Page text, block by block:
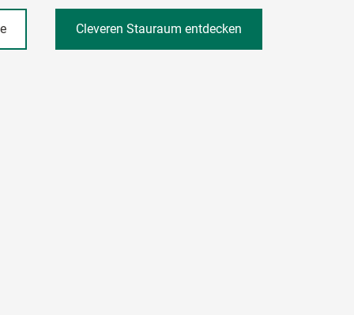
Cleveren Stauraum entdecken